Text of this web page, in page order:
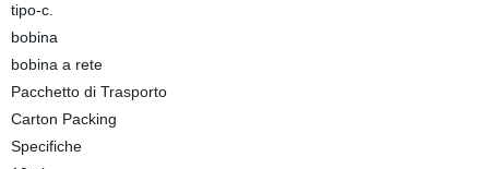
tipo-c.
bobina
bobina a rete
Pacchetto di Trasporto
Carton Packing
Specifiche